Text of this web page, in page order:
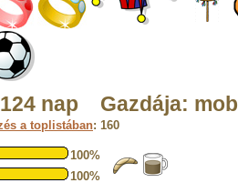
nap Gazdája:
a toplistában: 160
100%
100%